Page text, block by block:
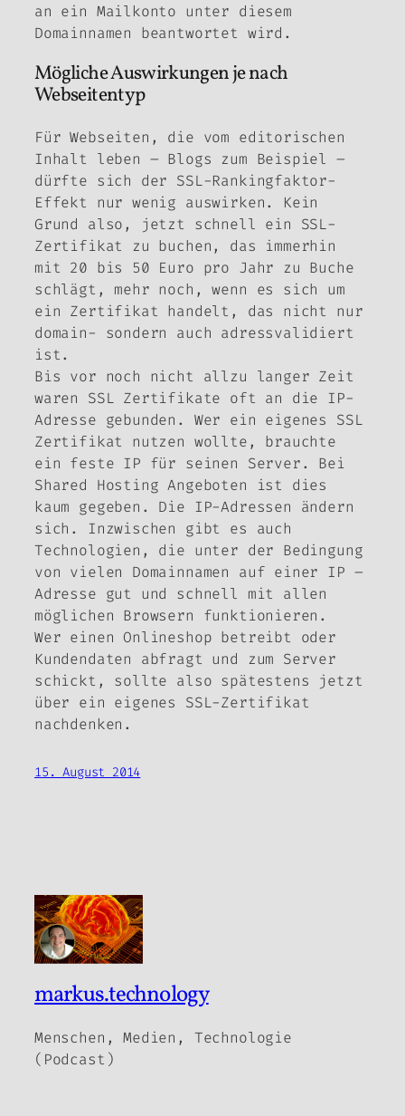
an ein Mailkonto unter diesem
Domainnamen beantwortet wird.
Mögliche Auswirkungen je nach
Webseitentyp
Für Webseiten, die vom editorischen
Inhalt leben – Blogs zum Beispiel –
dürfte sich der SSL-Rankingfaktor-
Effekt nur wenig auswirken. Kein
Grund also, jetzt schnell ein SSL-
Zertifikat zu buchen, das immerhin
mit 20 bis 50 Euro pro Jahr zu Buche
schlägt, mehr noch, wenn es sich um
ein Zertifikat handelt, das nicht nur
domain- sondern auch adressvalidiert
ist.
Bis vor noch nicht allzu langer Zeit
waren SSL Zertifikate oft an die IP-
Adresse gebunden. Wer ein eigenes SSL
Zertifikat nutzen wollte, brauchte
ein feste IP für seinen Server. Bei
Shared Hosting Angeboten ist dies
kaum gegeben. Die IP-Adressen ändern
sich. Inzwischen gibt es auch
Technologien, die unter der Bedingung
von vielen Domainnamen auf einer IP –
Adresse gut und schnell mit allen
möglichen Browsern funktionieren.
Wer einen Onlineshop betreibt oder
Kundendaten abfragt und zum Server
schickt, sollte also spätestens jetzt
über ein eigenes SSL-Zertifikat
nachdenken.
15. August 2014
markus.technology
Menschen, Medien, Technologie
(Podcast)